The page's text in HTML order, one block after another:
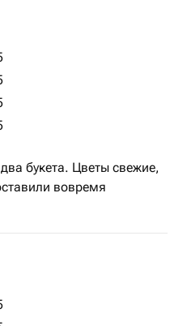
букета. Цветы свежие,
вовремя